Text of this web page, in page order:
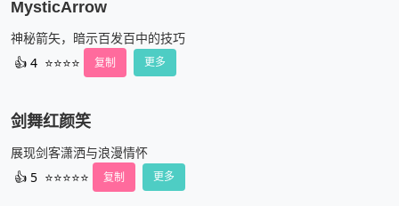
MysticArrow
神秘箭矢，暗示百发百中的技巧
👍 4 ⭐⭐⭐⭐ 复制 更多
剑舞红颜笑
展现剑客潇洒与浪漫情怀
👍 5 ⭐⭐⭐⭐⭐ 复制 更多